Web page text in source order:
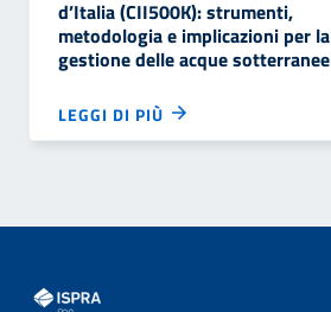
d’Italia (CII500K): strumenti,
metodologia e implicazioni per la
gestione delle acque sotterranee
LEGGI DI PIÙ